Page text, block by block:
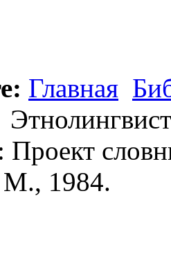
Главная
Проект
М., 1984.